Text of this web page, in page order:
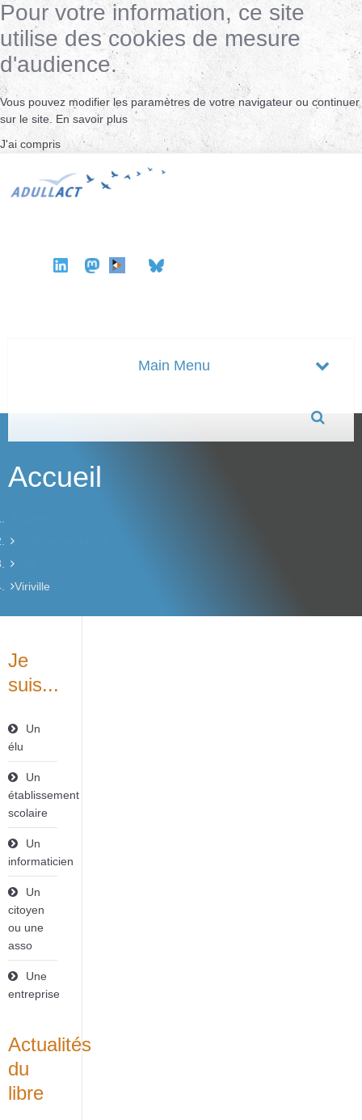
Pour votre information, ce site
utilise des cookies de mesure
d'audience.
Vous pouvez modifier les paramètres de votre navigateur ou continuer
sur le site. En savoir plus
J'ai compris
Accueil
Viriville
Je
suis...
Un
élu
Un
établissement
scolaire
Un
informaticien
Un
citoyen
ou une
asso
Une
entreprise
Actualités
du
libre